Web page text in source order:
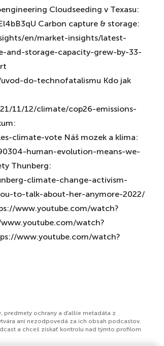
Cloudseeding v Texasu:
Carbon capture & storage:
en/market-insights/latest-
and-storage-capacity-grew-by-33-
do-technofatalismu Kdo jak
11/12/climate/cop26-emissions-
climate-vote Náš mozek a klima:
human-evolution-means-we-
Thunberg:
climate-change-activism-
to-talk-about-her-anymore-2022/
www.youtube.com/watch?
watch?
www.youtube.com/watch?
predmety ochrany a ďalšie metadáta z
ani nezodpovedá za ich obsah podcastov.
a chceš získať kontrolu nad týmto profilom